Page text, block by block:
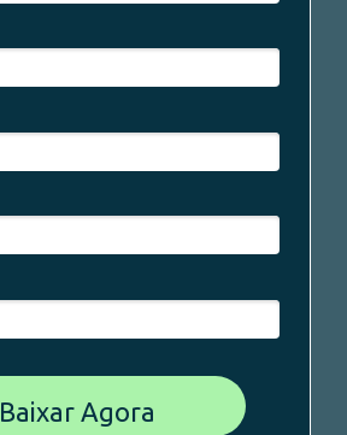
Baixar Agora